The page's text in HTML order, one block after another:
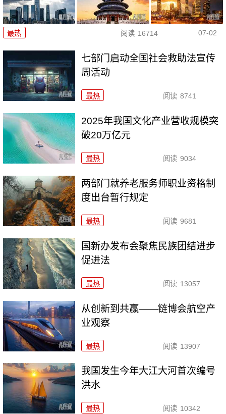
最热 阅读 16714 07-02
七部门启动全国社会救助法宣传
周活动
最热 阅读 8741
2025年我国文化产业营收规模突
破20万亿元
最热 阅读 9034
两部门就养老服务师职业资格制
度出台暂行规定
最热 阅读 9681
国新办发布会聚焦民族团结进步
促进法
最热 阅读 13057
从创新到共赢——链博会航空产
业观察
最热 阅读 13907
我国发生今年大江大河首次编号
洪水
最热 阅读 10342